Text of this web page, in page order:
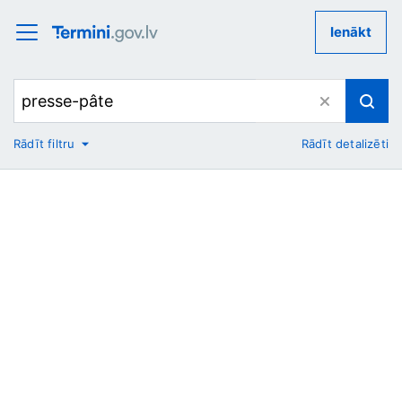
Ienākt
No
Rādīt filtru Rādīt detalizēti